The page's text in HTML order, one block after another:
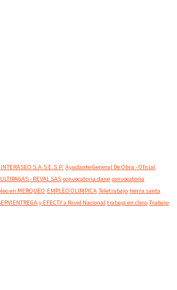
S.A.S E.S.P. Ayudante General De Obra - Oficial
- REVAL SAS convocatoria dane convocatoria
en MERQUEO EMPLEO OLIMPICA Teletrabajo tierra santa
y EFECTY a Nivel Nacional trabaja en claro Trabajo